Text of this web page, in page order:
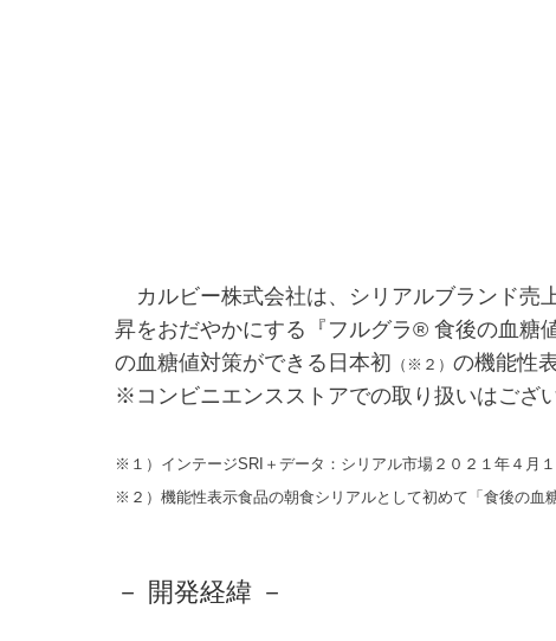
カルビー株式会社は、シリアルブランド売
昇をおだやかにする『フルグラ® 食後の血糖
の血糖値対策ができる日本初 （※２） の機能性
※コンビニエンスストアでの取り扱いはござ
※１）インテージSRI＋データ：シリアル市場２０２１年４月
※２）機能性表示食品の朝食シリアルとして初めて「食後の血
－ 開発経緯 －